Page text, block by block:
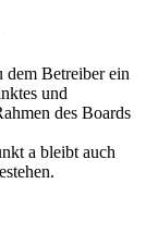
dem Betreiber ein
und
des Boards
a bleibt auch